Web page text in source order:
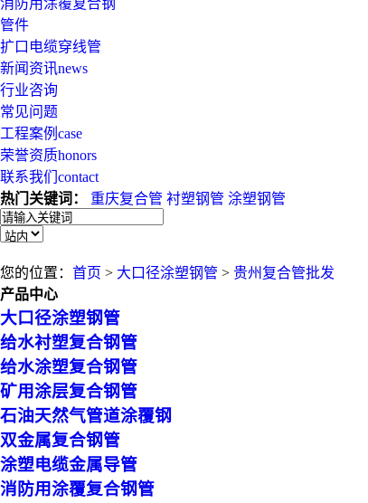
消防用涂覆复合钢
管件
扩口电缆穿线管
新闻资讯news
行业咨询
常见问题
工程案例 case
荣誉资质honors
联系我们 contact
热门关键词：
重庆复合管 衬塑钢管 涂塑钢管
您的位置： 首页 > 大口径涂塑钢管 > 贵州复合管批发
产品中心
大口径涂塑钢管
给水衬塑复合钢管
给水涂塑复合钢管
矿用涂层复合钢管
石油天然气管道涂覆钢
双金属复合钢管
涂塑电缆金属导管
消防用涂覆复合钢管